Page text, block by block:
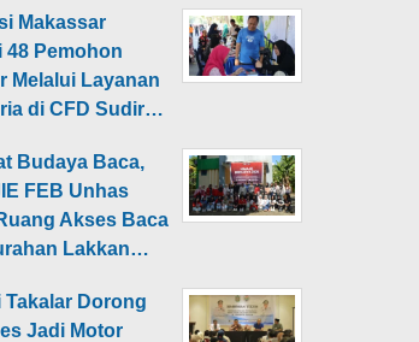
Makassar
48 Pemohon
Melalui Layanan
di CFD Sudir…
Budaya Baca,
FEB Unhas
Akses Baca
Lakkan…
Takalar Dorong
Jadi Motor